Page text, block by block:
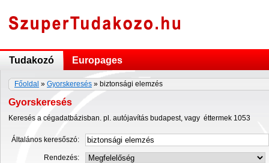
Tudakozó Europages
Főoldal » Gyorskeresés » biztonsági elemzés
Gyorskeresés
Keresés a cégadatbázisban. pl. autójavítás budapest, vagy éttermek 1053
Általános keresőszó:
Rendezés: